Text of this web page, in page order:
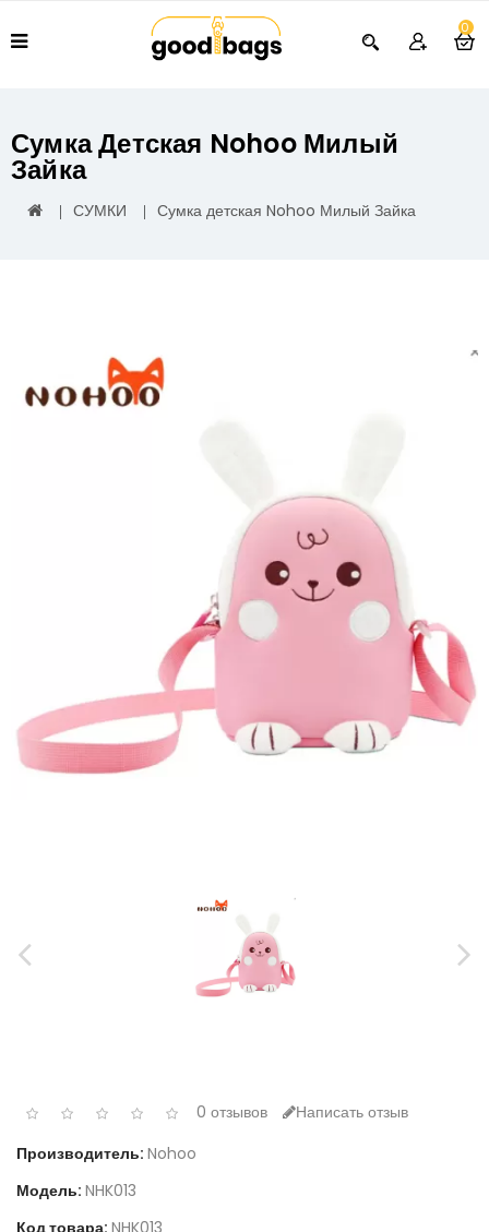
0
Сумка Детская Nohoo Милый
Зайка
СУМКИ Сумка детская Nohoo Милый Зайка
0 отзывов
Написать отзыв
Производитель: Nohoo
Модель: NHK013
Код товара: NHK013